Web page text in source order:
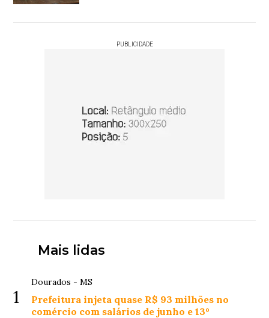
PUBLICIDADE
Mais lidas
1
Dourados - MS
Prefeitura injeta quase R$ 93 milhões no
comércio com salários de junho e 13º